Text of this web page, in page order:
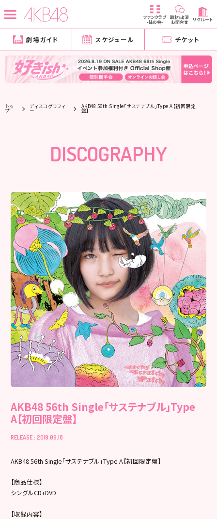
ファンクラブ
-柱の会-
取材/出演
お問合せ リクルート
劇場ガイド スケジュール チケット
トッ
プ
ディスコグラフィ
ー
AKB48 56th Single「サステナブル」Type A【初回限定
盤】
DISCOGRAPHY
AKB48 56th Single「サステナブル」Type
A【初回限定盤】
RELEASE : 2019.09.18
AKB48 56th Single「サステナブル」Type A【初回限定盤】
【商品仕様】
シングルCD+DVD
【収録内容】